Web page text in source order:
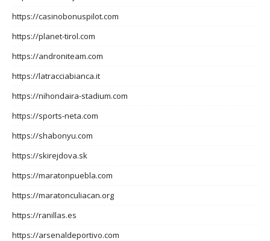
https://casinobonuspilot.com
https://planet-tirol.com
https://androniteam.com
https://latracciabianca.it
https://nihondaira-stadium.com
https://sports-neta.com
https://shabonyu.com
https://skirejdova.sk
https://maratonpuebla.com
https://maratonculiacan.org
https://ranillas.es
https://arsenaldeportivo.com